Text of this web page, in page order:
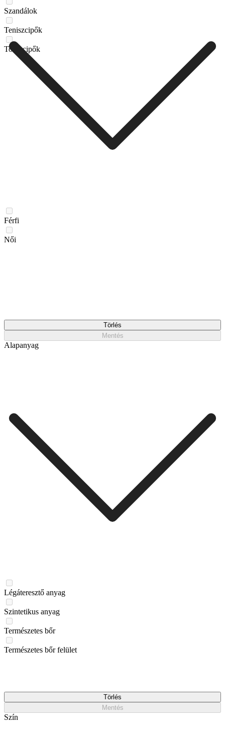
Szandálok
Teniszcipők
Tornacipők
Férfi
Női
Törlés
Mentés
Alapanyag
Légáteresztő anyag
Szintetikus anyag
Természetes bőr
Természetes bőr felület
Törlés
Mentés
Szín